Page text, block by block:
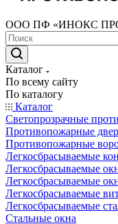
ООО ПФ «ИНОКС
Каталог
По всему сайту
По каталогу
Каталог
Светопрозрачные
Противопожарные
Противопожарные
Легкосбрасываемые
Легкосбрасываемые
Легкосбрасываемые
Легкосбрасываемые
Легкосбрасываемые
Стальные окна